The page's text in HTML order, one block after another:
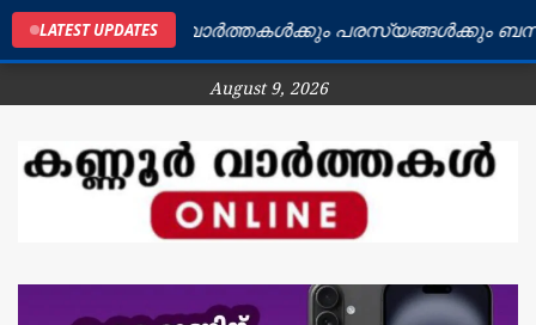
LATEST UPDATES
ജില്ലയിലെ വാർത്തകൾക്കും പരസ്യങ്ങൾക്കും
August 9, 2026